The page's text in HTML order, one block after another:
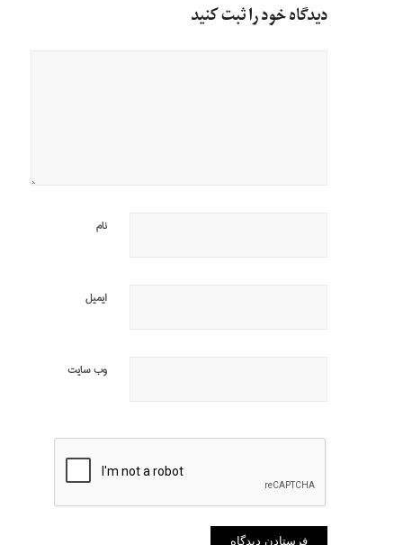
دیدگاه خود را ثبت کنید
نام
ایمیل
وب‌ سایت